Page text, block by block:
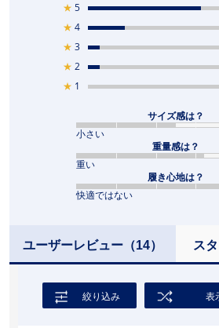
★ 5
★ 4
★ 3
★ 2
★ 1
サイズ感は？
小さい
重量感は？
重い
履き心地は？
快適ではない
ユーザーレビュー（14） ス
絞り込み 表